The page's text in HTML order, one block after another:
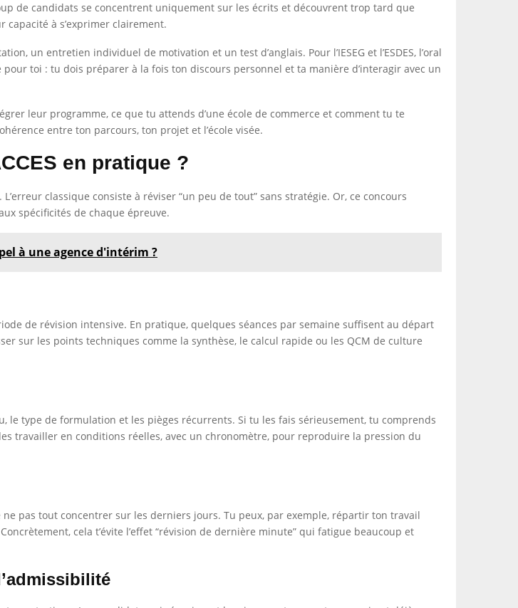
de candidats se concentrent uniquement sur les écrits et découvrent trop tard que
à s’exprimer clairement.
un entretien individuel de motivation et un test d’anglais. Pour l’IESEG et l’ESDES, l’oral
toi : tu dois préparer à la fois ton discours personnel et ta manière d’interagir avec un
leur programme, ce que tu attends d’une école de commerce et comment tu te
entre ton parcours, ton projet et l’école visée.
en pratique ?
classique consiste à réviser “un peu de tout” sans stratégie. Or, ce concours
spécificités de chaque épreuve.
à une agence d'intérim ?
de révision intensive. En pratique, quelques séances par semaine suffisent au départ
sur les points techniques comme la synthèse, le calcul rapide ou les QCM de culture
type de formulation et les pièges récurrents. Si tu les fais sérieusement, tu comprends
travailler en conditions réelles, avec un chronomètre, pour reproduire la pression du
pas tout concentrer sur les derniers jours. Tu peux, par exemple, répartir ton travail
cela t’évite l’effet “révision de dernière minute” qui fatigue beaucoup et